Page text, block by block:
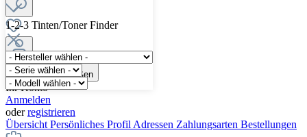
Menü schließen
Ihr Konto
Anmelden
oderregistrieren
Übersicht Persönliches Profil Adressen Zahlungsarten Bestellungen
1-2-3 Tinten/Toner Finder